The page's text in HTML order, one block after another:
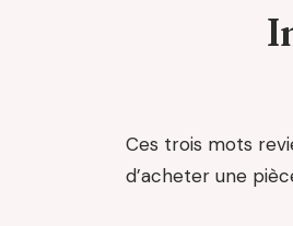
Ces trois mots
d’acheter une